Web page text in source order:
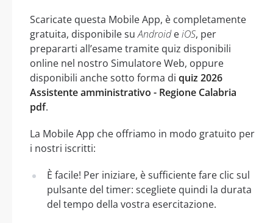
Scaricate questa Mobile App, è completamente
gratuita, disponibile suAndroideiOS, per
prepararti all’esame tramite quiz disponibili
online nel nostro Simulatore Web, oppure
disponibili anche sotto forma di quiz 2026
Assistente amministrativo - Regione Calabria
pdf.
La Mobile App che offriamo in modo gratuito per
i nostri iscritti:
È facile! Per iniziare, è sufficiente fare clic sul
pulsante del timer: scegliete quindi la durata
del tempo della vostra esercitazione.